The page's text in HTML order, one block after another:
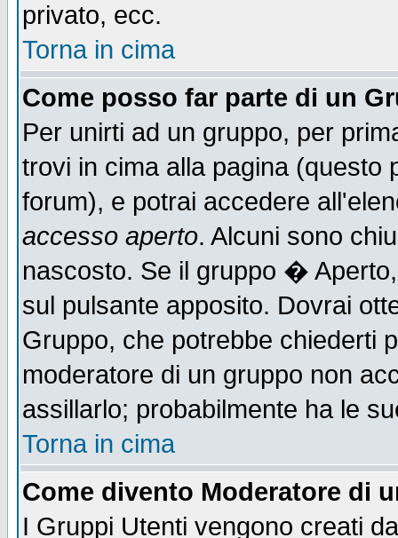
privato, ecc.
Torna in cima
Come posso far parte di un
Per unirti ad un gruppo, per
trovi in cima alla pagina
forum), e potrai accedere
accesso aperto. Alcuni sono
nascosto. Se il gruppo �
sul pulsante apposito. Dovrai
Gruppo, che potrebbe chiederti
moderatore di un gruppo non
assillarlo; probabilmente ha le
Torna in cima
Come divento Moderatore di
I Gruppi Utenti vengono creati